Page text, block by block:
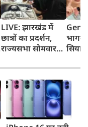
LIVE: झारखंड में
छात्रों का प्रदर्शन,
राज्यसभा सोमवार
Gen
छात्रों
जरूरत